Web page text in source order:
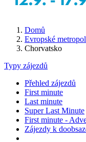
Domů
Evropské
Chorvatsko
Typy zájezdů
Přehled zájezdů
First minute
Last minute
Super Last Minute
First minute -
Zájezdy k